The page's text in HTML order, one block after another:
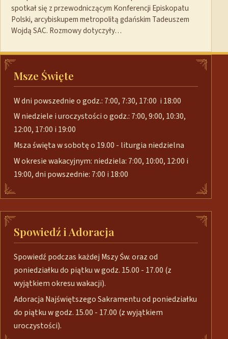
spotkał się z przewodniczącym Konferencji Episkopatu
Polski, arcybiskupem metropolitą gdańskim Tadeuszem
Wojdą SAC. Rozmowy dotyczyły…
Msze Święte
W dni powszednie o godz.: 7:00, 7:30, 17:00 i 18:00
W niedziele i uroczystości o godz.: 7:00, 9:00, 10:30,
12:00, 17:00 i 19:00
Msza święta w sobotę o 19.00 - liturgia niedzielna
W okresie wakacyjnym: niedziela: 7:00, 10:00, 12:00 i
19:00, dni powszednie: 7:00 i 18:00
Spowiedź i Adoracja
Spowiedź podczas każdej Mszy Św. oraz od
poniedziałku do piątku w godz. 15.00 - 17.00 (z
wyjątkiem okresu wakacji).
Adoracja Najświętszego Sakramentu od poniedziałku
do piątku w godz. 15.00 - 17.00 (z wyjątkiem
uroczystości).